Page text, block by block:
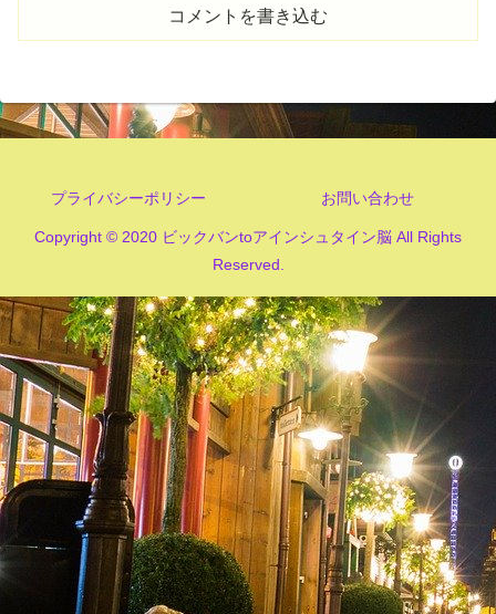
コメントを書き込む
プライバシーポリシー お問い合わせ
Copyright © 2020 ビックバンtoアインシュタイン脳 All Rights
Reserved.